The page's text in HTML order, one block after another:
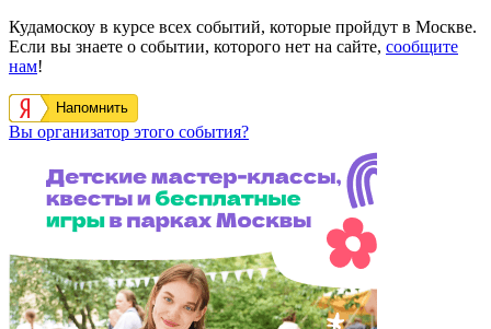
Кудамоскоу в курсе всех событий, которые пройдут в Москве.
Если вы знаете о событии, которого нет на сайте, сообщите
нам!
Напомнить
Вы организатор этого события?